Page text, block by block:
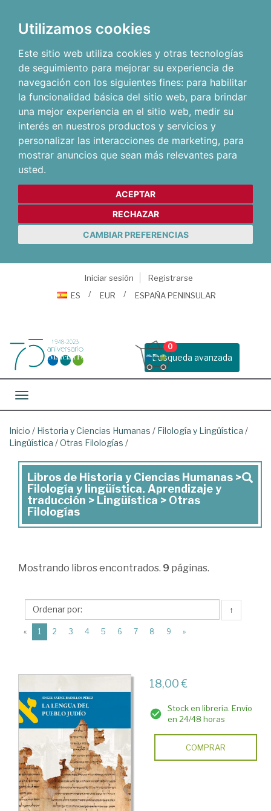
Utilizamos cookies
Este sitio web utiliza cookies y otras tecnologías
de seguimiento para mejorar su experiencia de
navegación con los siguientes fines: para habilitar
la funcionalidad básica del sitio web, para brindar
una mejor experiencia en el sitio web, medir su
interés en nuestros productos y servicios y
personalizar las interacciones de marketing, para
mostrar anuncios que sean más relevantes para
usted.
ACEPTAR
RECHAZAR
CAMBIAR PREFERENCIAS
Iniciar sesión
Registrarse
ES
EUR ESPAÑA PENINSULAR
Busqueda avanzada
0
Toggle navigation
Inicio / Historia y Ciencias Humanas / Filología y Lingüística /
Lingüística /Otras Filologías /
Libros
de
Historia
Humanas
>
Filología
y
Aprendizaje
y
traducción
>
Lingüística
>
Otras
Filologías
Libros de Historia y Ciencias Humanas >
Filología y lingüística. Aprendizaje y
traducción > Lingüística > Otras
Filologías
Mostrando libros encontrados. 9 páginas.
↑
« 1 (current)
2 3 4 5 6 7 8 9 »
18,00 €
Stock en librería. Envío
en 24/48 horas
COMPRAR